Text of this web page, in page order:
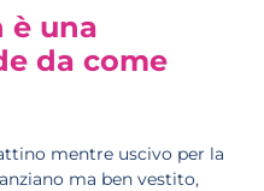
è una
da come
mentre uscivo per la
ma ben vestito,